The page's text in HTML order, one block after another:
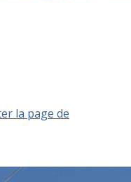
la page de